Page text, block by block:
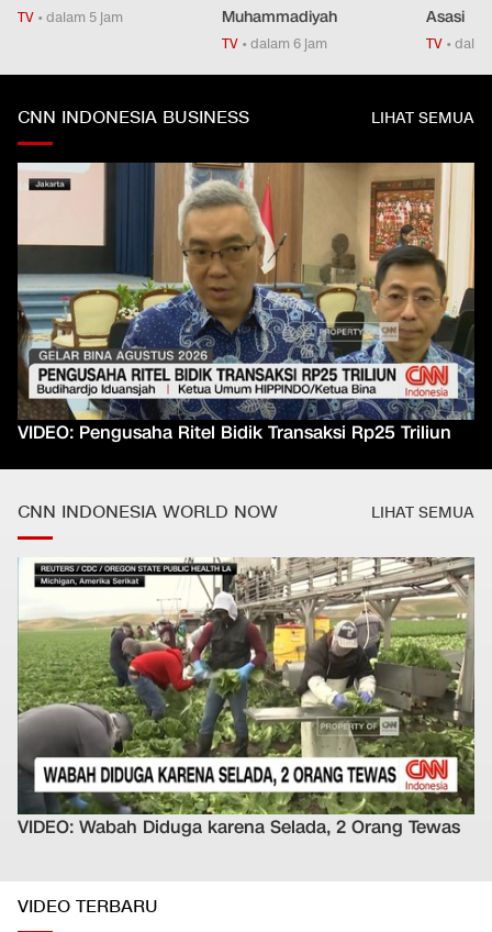
TV •dalam 5 jam
Muhammadiyah
TV •dalam 6 jam
Asasi
TV •
CNN INDONESIA BUSINESS LIHAT SEMUA
VIDEO: Pengusaha Ritel Bidik Transaksi Rp25 Triliun
CNN INDONESIA WORLD NOW LIHAT SEMUA
VIDEO: Wabah Diduga karena Selada, 2 Orang Tewas
VIDEO TERBARU